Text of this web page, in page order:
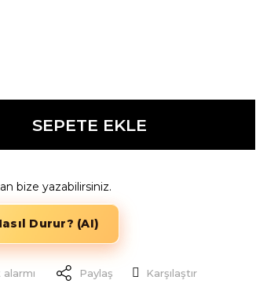
SEPETE EKLE
bize yazabilirsiniz.
Durur? (AI)
Paylaş Karşılaştır